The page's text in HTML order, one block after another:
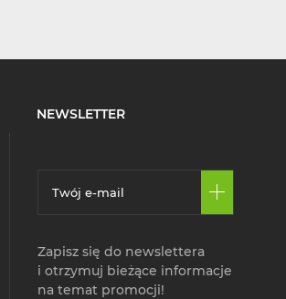
NEWSLETTER
Zapisz się do newslettera
i otrzymuj bieżące informacje
na temat promocji!